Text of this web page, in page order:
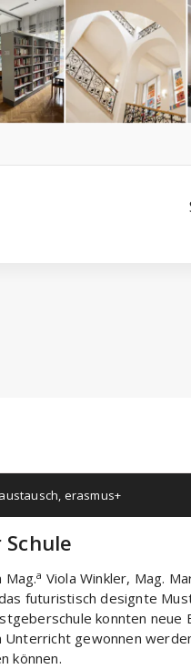
austausch, erasmus+
Mag.a Viola Winkler, Mag.
futuristisch designte
konnten
Unterricht gewonnen
können.